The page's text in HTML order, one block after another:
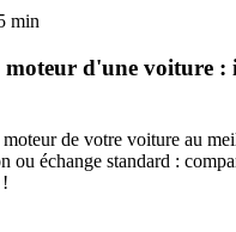
min
moteur d'une voiture :
de votre voiture au
ou échange standard :